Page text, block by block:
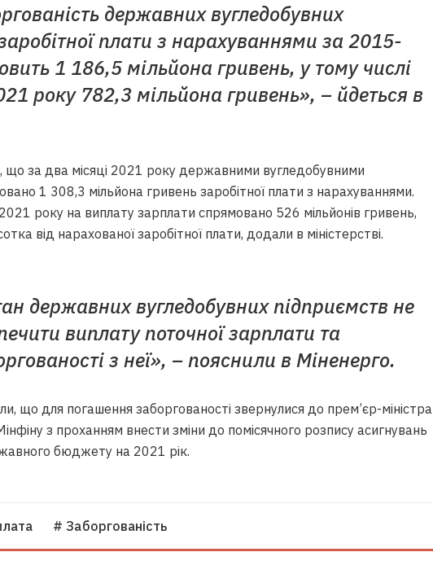
державних вугледобувних
плати з нарахуваннями за 2015-
1 186,5 мільйона гривень, у тому числі
року 782,3 мільйона гривень», – йдеться в
що за два місяці 2021 року державними вугледобувними
1 308,3 мільйона гривень заробітної плати з нарахуваннями.
року на виплату зарплати спрямовано 526 мільйонів гривень,
від нарахованої заробітної плати, додали в міністерстві.
державних вугледобувних підприємств не
виплату поточної зарплати та
з неї», – пояснили в Міненерго.
що для погашення заборгованості звернулися до прем’єр-міністра
з проханням внести зміни до помісячного розпису асигнувань
бюджету на 2021 рік.
# Заборгованість